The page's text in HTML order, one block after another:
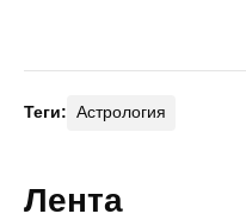
Теги: Астрология
Лента